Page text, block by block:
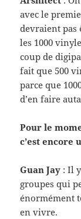
avec le
devraient pas
les 1000
coup de
fait que 500
parce que
d’en faire
Pour le
c’est encore
Guan Jay : Il
groupes qui
énor­mé­ment
en vivre.